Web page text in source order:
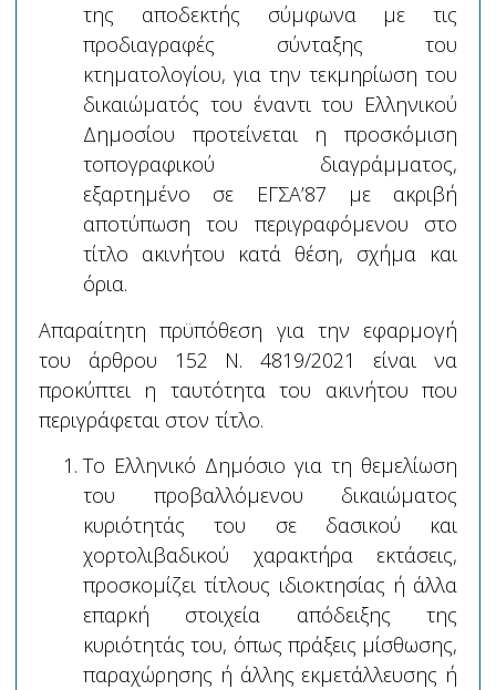
της αποδεκτής σύμφωνα με τις
προδιαγραφές σύνταξης του
κτηματολογίου, για την τεκμηρίωση του
δικαιώματός του έναντι του Ελληνικού
Δημοσίου προτείνεται η προσκόμιση
τοπογραφικού διαγράμματος,
εξαρτημένο σε ΕΓΣΑ’87 με ακριβή
αποτύπωση του περιγραφόμενου στο
τίτλο ακινήτου κατά θέση, σχήμα και
όρια.
Απαραίτητη πρϋπόθεση για την εφαρμογή
του άρθρου 152 Ν. 4819/2021 είναι να
προκύπτει η ταυτότητα του ακινήτου που
περιγράφεται στον τίτλο.
Το Ελληνικό Δημόσιο για τη θεμελίωση
του προβαλλόμενου δικαιώματος
κυριότητάς του σε δασικού και
χορτολιβαδικού χαρακτήρα εκτάσεις,
προσκομίζει τίτλους ιδιοκτησίας ή άλλα
επαρκή στοιχεία απόδειξης της
κυριότητάς του, όπως πράξεις μίσθωσης,
παραχώρησης ή άλλης εκμετάλλευσης ή